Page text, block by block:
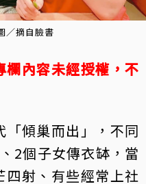
／摘自臉書
內容未經授權，不
傾巢而出」，不同
2個子女傳衣缽，當
射、有些經常上社